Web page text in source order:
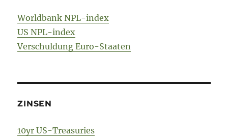
Worldbank NPL-index
US NPL-index
Verschuldung Euro-Staaten
ZINSEN
10yr US-Treasuries